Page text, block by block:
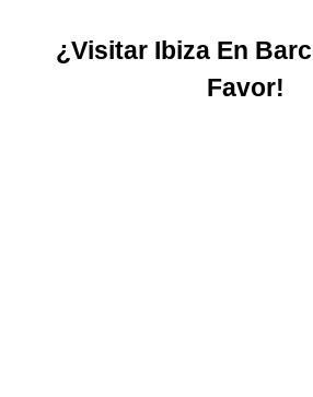
¿Visitar Ibiza En
Favor!